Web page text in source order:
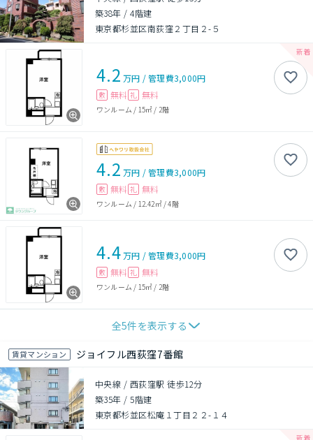
築38年 /4階建
東京都杉並区南荻窪２丁目２-５
4.2 万円 /管理費3,000円
敷 無料 礼 無料
ワンルーム / 15㎡ / 2階
4.2 万円 /管理費3,000円
敷 無料 礼 無料
ワンルーム / 12.42㎡/4階
4.4万円 /管理費3,000円
敷 無料 礼 無料
ワンルーム / 15㎡ / 2階
全5件を表示する
賃貸マンション ジョイフル西荻窪7番館
中央線 / 西荻窪駅 徒歩12分
築35年 /5階建
東京都杉並区松庵１丁目２２-１４